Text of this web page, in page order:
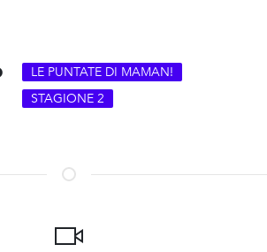
LE PUNTATE DI MAMAN!
STAGIONE 2